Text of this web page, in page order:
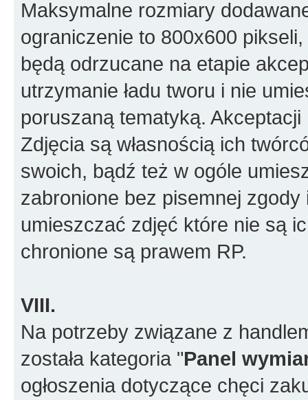
Maksymalne rozmiary
ograniczenie to 800x600
będą odrzucane na etapie
utrzymanie ładu tworu i nie
poruszaną tematyką.
Zdjęcia są własnością ich
swoich, bądź też w ogóle
zabronione bez pisemnej
umieszczać zdjęć które nie są
chronione są prawem RP.
VIII.
Na potrzeby związane z
została kategoria "Panel
ogłoszenia dotyczące chęci